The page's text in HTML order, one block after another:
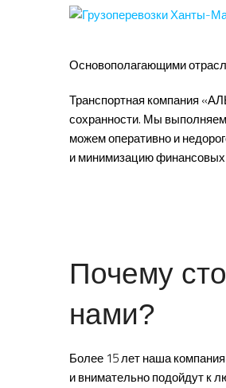
Основополагающими
Транспортная компания
сохранности. Мы
можем оперативно и
и минимизацию финансовых
Почему
нами?
Более 15 лет наша
и внимательно подойдут к